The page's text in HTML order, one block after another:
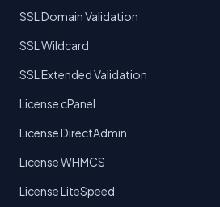
SSL Domain Validation
SSL Wildcard
SSL Extended Validation
License cPanel
License DirectAdmin
License WHMCS
License LiteSpeed